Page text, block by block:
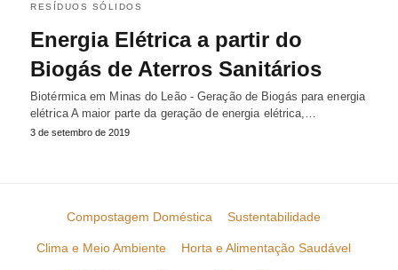
RESÍDUOS SÓLIDOS
Energia Elétrica a partir do
Biogás de Aterros Sanitários
Biotérmica em Minas do Leão - Geração de Biogás para energia
elétrica A maior parte da geração de energia elétrica,…
3 de setembro de 2019
Compostagem Doméstica Sustentabilidade
Clima e Meio Ambiente Horta e Alimentação Saudável